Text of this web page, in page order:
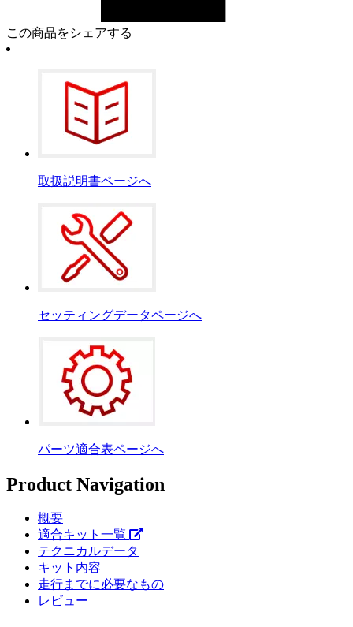
この商品をシェアする
取扱説明書ページへ
セッティングデータページへ
パーツ適合表ページへ
Product Navigation
概要
適合キット一覧
テクニカルデータ
キット内容
走行までに必要なもの
レビュー